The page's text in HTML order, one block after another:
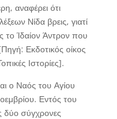
αναφέρει ότι
Νίδα βρεις, γιατί
το Ίδαίον Άντρον που
Εκδοτικός οίκος
Ιστορίες].
ο Ναός του Αγίου
Εντός του
δύο σύγχρονες